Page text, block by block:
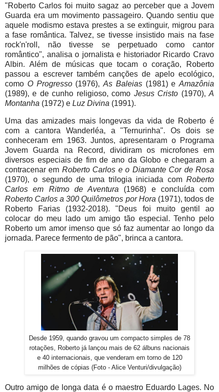
"Roberto Carlos foi muito sagaz ao perceber que a Jovem
Guarda era um movimento passageiro. Quando sentiu que
aquele modismo estava prestes a se extinguir, migrou para
a fase romântica. Talvez, se tivesse insistido mais na fase
rock'n'roll, não tivesse se perpetuado como cantor
romântico", analisa o jornalista e historiador Ricardo Cravo
Albin. Além de músicas que tocam o coração, Roberto
passou a escrever também canções de apelo ecológico,
como O Progresso(1976), As Baleias (1981) e Amazônia
(1989), e de cunho religioso, como Jesus Cristo (1970),A
Montanha (1972) e Luz Divina (1991).
Uma das amizades mais longevas da vida de Roberto é
com a cantora Wanderléa, a "Ternurinha". Os dois se
conheceram em 1963. Juntos, apresentaram o Programa
Jovem Guarda na Record, dividiram os microfones em
diversos especiais de fim de ano da Globo e chegaram a
contracenar em Roberto Carlos e o Diamante Cor de Rosa
(1970), o segundo de uma trilogia iniciada com Roberto
Carlos em Ritmo de Aventura (1968) e concluída com
Roberto Carlos a 300 Quilômetros por Hora (1971), todos de
Roberto Farias (1932-2018). "Deus foi muito gentil ao
colocar do meu lado um amigo tão especial. Tenho pelo
Roberto um amor imenso que só faz aumentar ao longo da
jornada. Parece fermento de pão", brinca a cantora.
Desde 1959, quando gravou um compacto simples de 78
rotações, Roberto já lançou mais de 62 álbuns nacionais
e 40 internacionais, que venderam em torno de 120
milhões de cópias (Foto - Alice Venturi/divulgação)
Outro amigo de longa data é o maestro Eduardo Lages. No